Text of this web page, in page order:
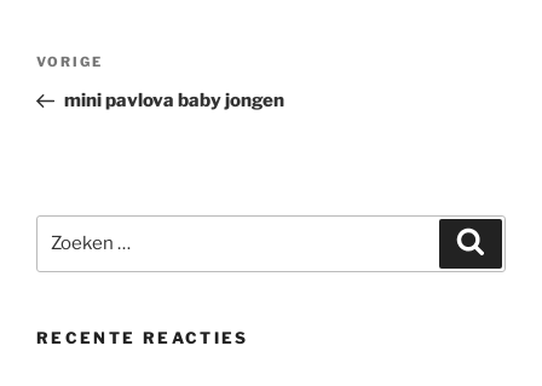
Bericht
Vorig
bericht
VORIGE
mini pavlova baby jongen
naar:
RECENTE REACTIES